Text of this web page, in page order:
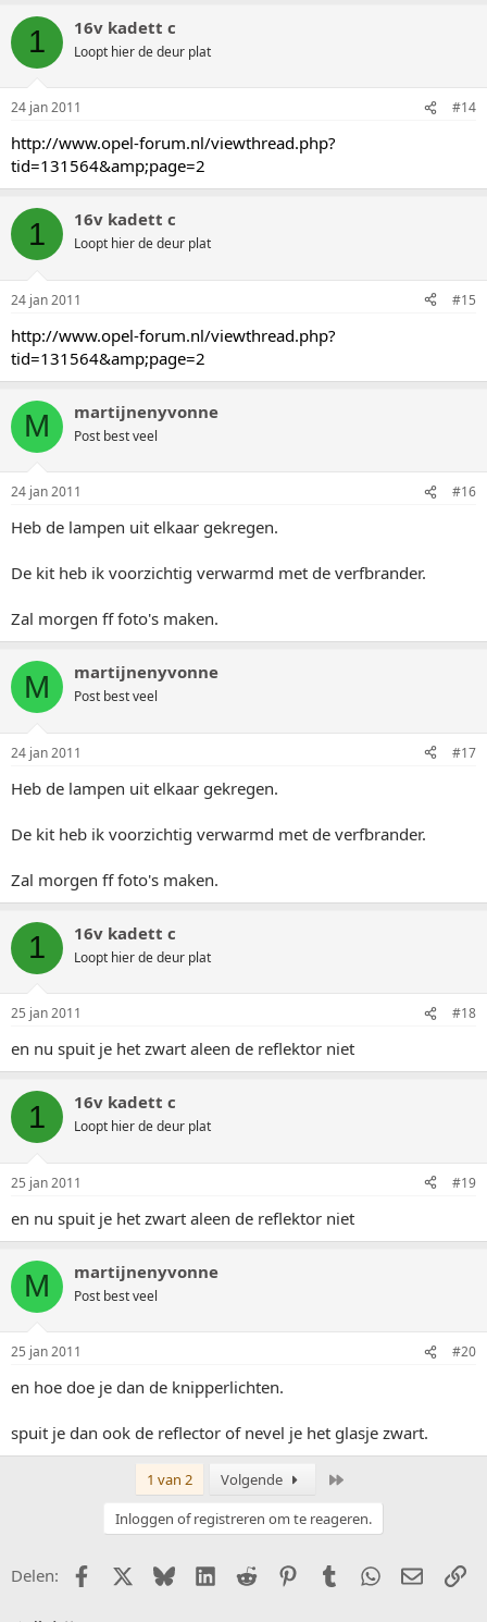
1 16v kadett c
Loopt hier de deur plat
24 jan 2011 #14
http://www.opel-forum.nl/viewthread.php?
tid=131564&amp;page=2
1 16v kadett c
Loopt hier de deur plat
24 jan 2011 #15
http://www.opel-forum.nl/viewthread.php?
tid=131564&amp;page=2
M martijnenyvonne
Post best veel
24 jan 2011 #16
Heb de lampen uit elkaar gekregen.
De kit heb ik voorzichtig verwarmd met de verfbrander.
Zal morgen ff foto's maken.
M martijnenyvonne
Post best veel
24 jan 2011 #17
Heb de lampen uit elkaar gekregen.
De kit heb ik voorzichtig verwarmd met de verfbrander.
Zal morgen ff foto's maken.
1 16v kadett c
Loopt hier de deur plat
25 jan 2011 #18
en nu spuit je het zwart aleen de reflektor niet
1 16v kadett c
Loopt hier de deur plat
25 jan 2011 #19
en nu spuit je het zwart aleen de reflektor niet
M martijnenyvonne
Post best veel
25 jan 2011 #20
en hoe doe je dan de knipperlichten.
spuit je dan ook de reflector of nevel je het glasje zwart.
1 van 2 Volgende
Inloggen of registreren om te reageren.
Delen: FacebookX (Twitter)
BlueskyLinkedIn
Reddit PinterestTumblr WhatsApp
E-mail